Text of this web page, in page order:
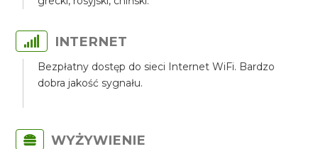
INTERNET
Bezpłatny dostęp do sieci Internet WiFi. Bardzo
dobra jakość sygnału.
WYŻYWIENIE